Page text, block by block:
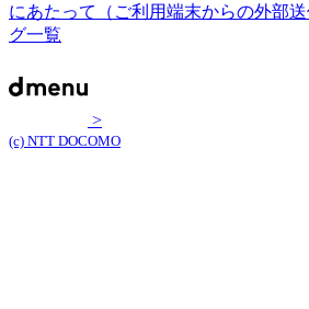
にあたって（ご利用端末からの外部
グ一覧
>
(c) NTT DOCOMO